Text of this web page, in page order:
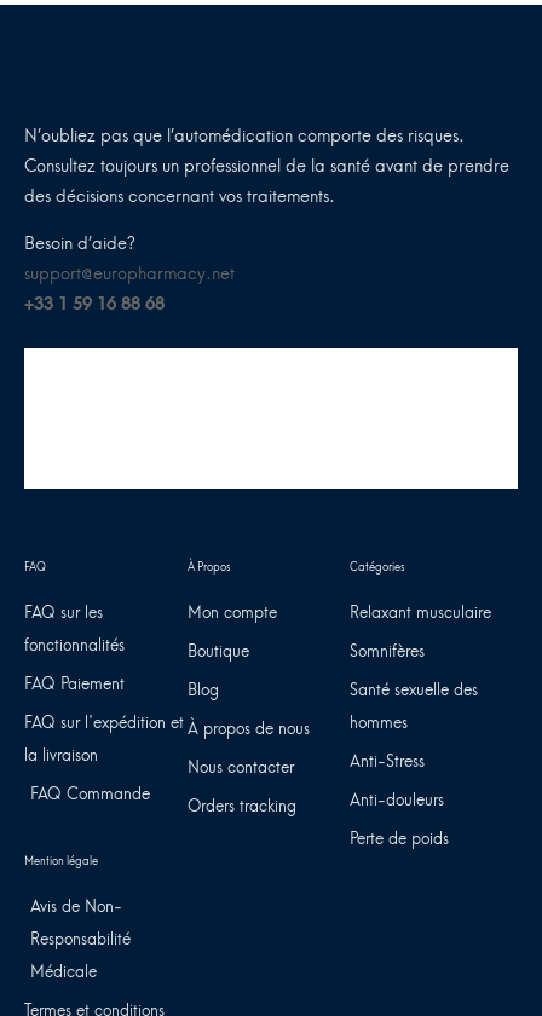
N’oubliez pas que l’automédication comporte des risques.
Consultez toujours un professionnel de la santé avant de prendre
des décisions concernant vos traitements.
Besoin d’aide?
support@europharmacy.net
+33 1 59 16 88 68
FAQ sur les
fonctionnalités
FAQ Paiement
FAQ sur l'expédition et
la livraison
FAQ Commande
Mon compte
Boutique
Blog
À propos de nous
Nous contacter
Orders tracking
Relaxant musculaire
Somnifères
Santé sexuelle des
hommes
Anti-Stress
Anti-douleurs
Perte de poids
Avis de Non-
Responsabilité
Médicale
Termes et conditions